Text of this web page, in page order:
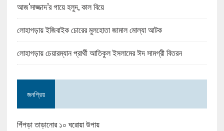
আজ‘সাজ্জাদ’র গায়ে হলুদ, কাল বিয়ে
লোহাগড়ায় ইজিবাইক চোরের মুলহোতা জামাল মোল্যা আটক
লোহাগড়ায় চেয়ারম্যান প্রার্থী আতিকুল ইসলামের ঈদ সামগ্রী বিতরন
জনপ্রিয়
পিঁপড়া তাড়ানোর ১০ ঘরোয়া উপায়